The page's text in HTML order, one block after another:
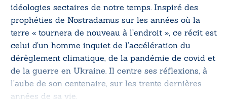
idéologies sectaires de notre temps. Inspiré des
prophéties de Nostradamus sur les années où la
terre « tournera de nouveau à l’endroit », ce récit est
celui d’un homme inquiet de l’accélération du
dérèglement climatique, de la pandémie de covid et
de la guerre en Ukraine. Il centre ses réflexions, à
l’aube de son centenaire, sur les trente dernières
années de sa vie.